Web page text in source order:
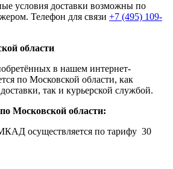
условия доставки возможны по
Телефон для связи +7 (495) 109-
области
в нашем интернет-
по Московской области, как
так и курьерской службой.
Московской области:
МКАД осуществляется по тарифу 30